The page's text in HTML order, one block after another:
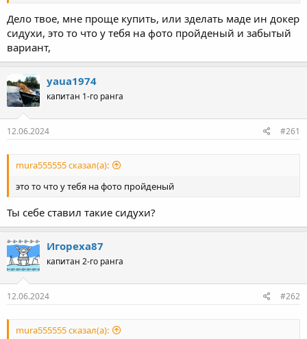
Дело твое, мне проще купить, или зделать маде ин докер
сидухи, это то что у тебя на фото пройденый и забытый
вариант,
yaua1974
капитан 1-го ранга
12.06.2024 #261
mura555555 сказал(а):
это то что у тебя на фото пройденый
Ты себе ставил такие сидухи?
Игореха87
капитан 2-го ранга
12.06.2024 #262
mura555555 сказал(а):